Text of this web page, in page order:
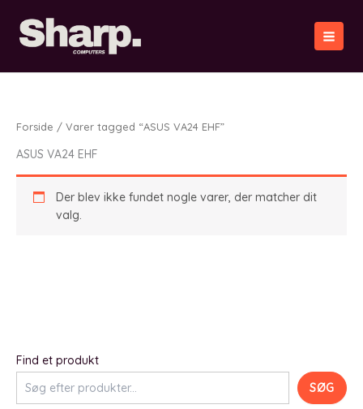
indholdet
Find et produkt
SØG
Forside / Varer tagged “ASUS VA24 EHF”
ASUS VA24 EHF
Der blev ikke fundet nogle varer, der matcher dit
valg.